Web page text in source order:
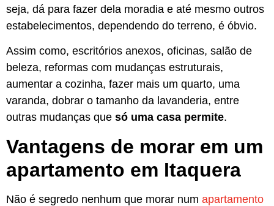
seja, dá para fazer dela moradia e até mesmo outros
estabelecimentos, dependendo do terreno, é óbvio.
Assim como, escritórios anexos, oficinas, salão de
beleza, reformas com mudanças estruturais,
aumentar a cozinha, fazer mais um quarto, uma
varanda, dobrar o tamanho da lavanderia, entre
outras mudanças que só uma casa permite.
Vantagens de morar em um
apartamento em Itaquera
Não é segredo nenhum que morar num apartamento